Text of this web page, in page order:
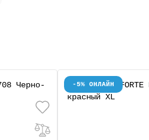
-5% ОНЛАЙН